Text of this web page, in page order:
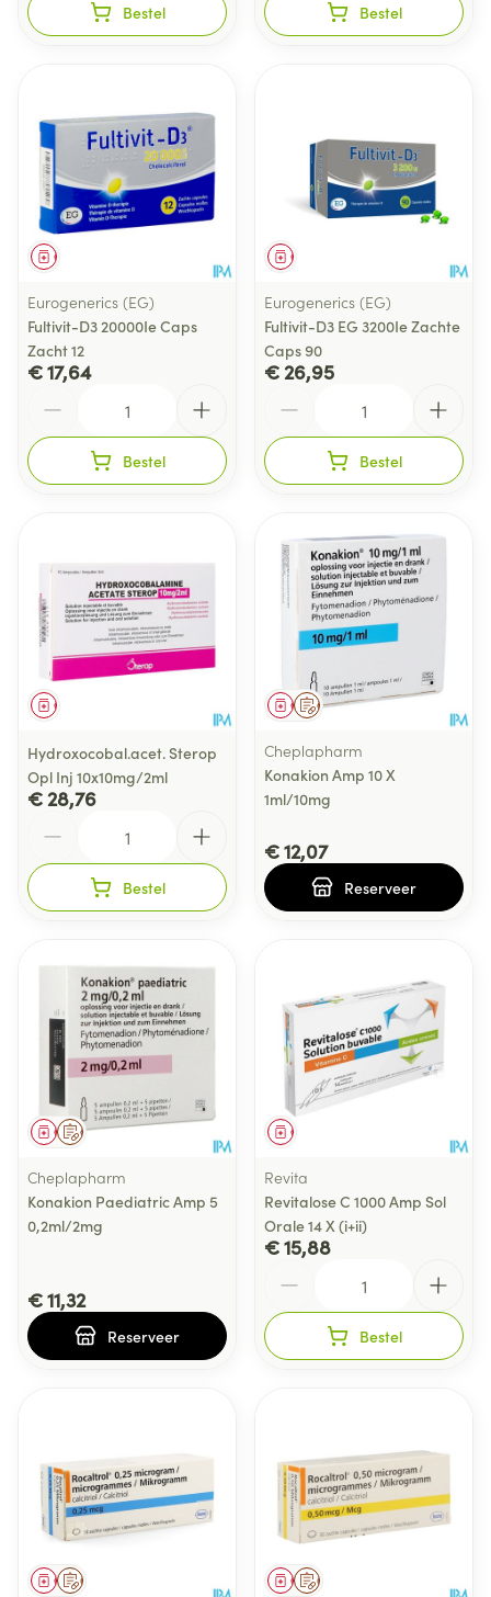
Bestel Bestel
Geneesmiddel
Eurogenerics (EG)
Fultivit-D3 20000Ie Caps
Zacht 12
€ 17,64
Bestel
Geneesmiddel
Eurogenerics (EG)
Fultivit-D3 EG 3200Ie Zachte
Caps 90
€ 26,95
Bestel
Geneesmiddel
Hydroxocobal.acet. Sterop
Opl Inj 10x10mg/2ml
€ 28,76
Bestel
Op voorschrift
Geneesmiddel
Cheplapharm
Konakion Amp 10 X
1ml/10mg
€ 12,07
Reserveer
Op voorschrift
Geneesmiddel
Cheplapharm
Konakion Paediatric Amp 5
0,2ml/2mg
€ 11,32
Reserveer
Geneesmiddel
Revita
Revitalose C 1000 Amp Sol
Orale 14 X (i+ii)
€ 15,88
Bestel
Op voorschrift
Geneesmiddel Op voorschrift
Geneesmiddel